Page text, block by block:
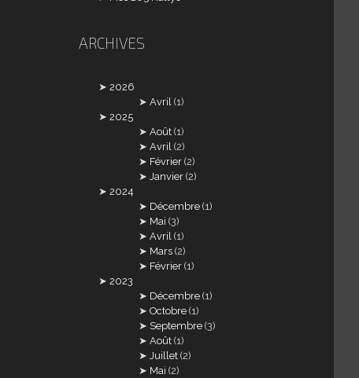
ARCHIVES
2026
Avril (1)
2025
Août (1)
Avril (2)
Février (2)
Janvier (2)
2024
Décembre (1)
Mai (3)
Avril (1)
Mars (2)
Février (1)
2023
Décembre (1)
Octobre (1)
Septembre (3)
Août (1)
Juillet (2)
Mai (2)